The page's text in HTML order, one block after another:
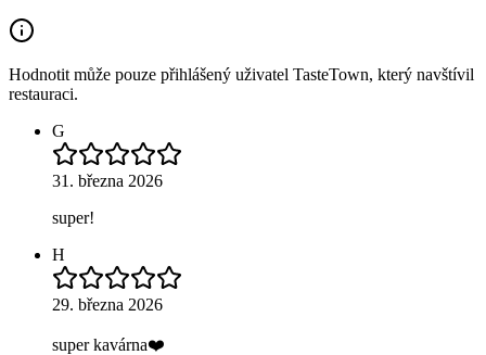
Hodnotit může pouze přihlášený uživatel TasteTown, který navštívil
restauraci.
G
31. března 2026
super!
H
29. března 2026
super kavárna❤️